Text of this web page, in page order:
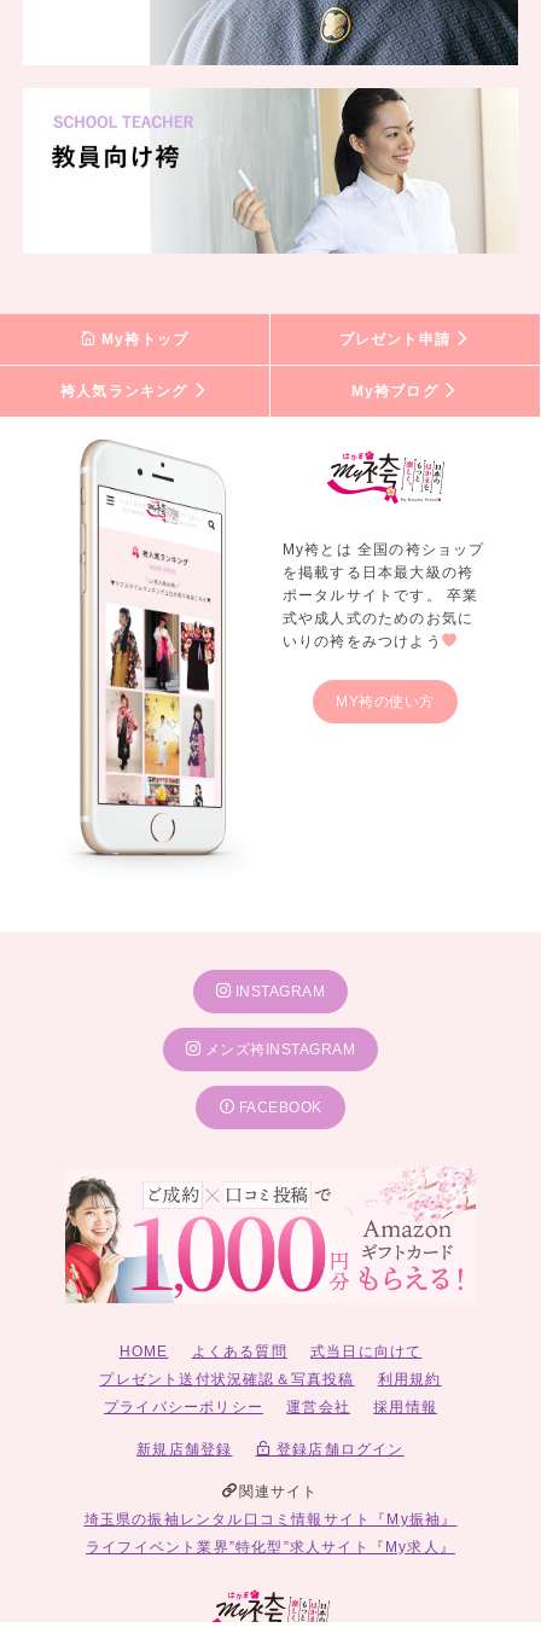
My袴トップ プレゼント申請
袴人気ランキング My袴ブログ
My袴とは 全国の袴ショップ
を掲載する日本最大級の袴
ポータルサイトです。 卒業
式や成人式のためのお気に
いりの袴をみつけよう
MY袴の使い方
INSTAGRAM
メンズ袴INSTAGRAM
FACEBOOK
HOME よくある質問
式当日に向けて
プレゼント送付状況確認＆写真投稿
利用規約
プライバシーポリシー
運営会社 採用情報
新規店舗登録 登録店舗ログイン
関連サイト
埼玉県の振袖レンタル口コミ情報サイト『My振袖』
ライフイベント業界”特化型”求人サイト『My求人』